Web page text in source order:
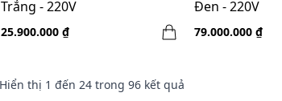
Trắng - 220V
25.900.000 ₫
Đen - 220V
79.000.000 ₫
Hiển thị 1 đến 24 trong 96 kết quả